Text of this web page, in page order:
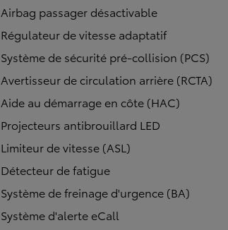
Airbag passager désactivable
Régulateur de vitesse adaptatif
Système de sécurité pré-collision (PCS)
Avertisseur de circulation arrière (RCTA)
Aide au démarrage en côte (HAC)
Projecteurs antibrouillard LED
Limiteur de vitesse (ASL)
Détecteur de fatigue
Système de freinage d'urgence (BA)
Système d'alerte eCall